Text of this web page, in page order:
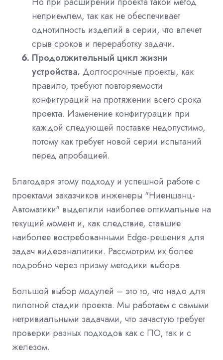
неприемлем, так как не обеспечивает
однотипность изделий в серии, что влечет
срыв сроков и переработку задачи.
Продолжительный цикл жизни
устройства. Долгосрочные проекты, как
правило, требуют повторяемости
конфигураций на протяжении всего срока
проекта. Изменение конфигурации при
каждой следующей поставке недопустимо,
потому как требует новой серии испытаний
перед апробацией.
Благодаря этому подходу и успешной работе с
проектами заказчиков инженеры "Ниеншанц-
Автоматики" выделили наиболее оптимальные на
текущий момент и, как следствие, ставшие
наиболее востребованными Edge-решения для
задач видеоаналитики. Рассмотрим их более
подробно через призму методики выбора.
Большой выбор модулей – это то, что надо для
пилотной стадии проекта. Мы работаем с самыми
нетривиальными задачами, что зачастую требует
проверки разных подходов как с ПО, так и с
железом.